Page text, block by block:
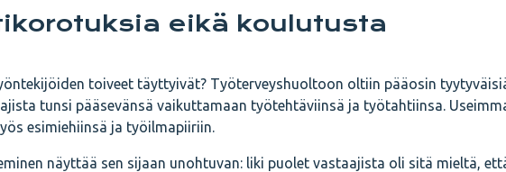
eikä koulutusta
toiveet täyttyivät? Työterveyshuoltoon oltiin pääosin
tunsi pääsevänsä vaikuttamaan työtehtäviinsä ja työtahtiinsa.
esimiehiinsä ja työilmapiiriin.
näyttää sen sijaan unohtuvan: liki puolet vastaajista oli sitä mieltä,